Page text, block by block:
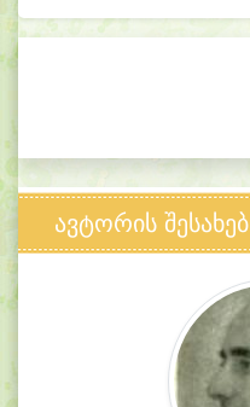
ავტორის შესახებ